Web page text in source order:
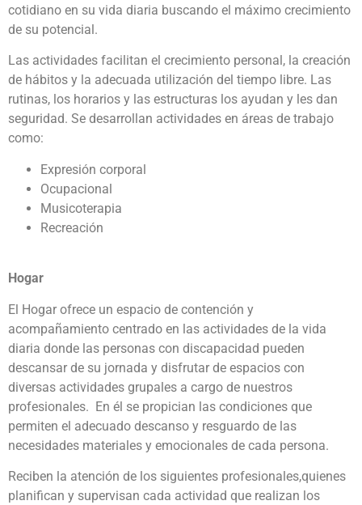
cotidiano en su vida diaria buscando el máximo crecimiento
de su potencial.
Las actividades facilitan el crecimiento personal, la creación
de hábitos y la adecuada utilización del tiempo libre. Las
rutinas, los horarios y las estructuras los ayudan y les dan
seguridad. Se desarrollan actividades en áreas de trabajo
como:
Expresión corporal
Ocupacional
Musicoterapia
Recreación
Hogar
El Hogar ofrece un espacio de contención y
acompañamiento centrado en las actividades de la vida
diaria donde las personas con discapacidad pueden
descansar de su jornada y disfrutar de espacios con
diversas actividades grupales a cargo de nuestros
profesionales. En él se propician las condiciones que
permiten el adecuado descanso y resguardo de las
necesidades materiales y emocionales de cada persona.
Reciben la atención de los siguientes profesionales,quienes
planifican y supervisan cada actividad que realizan los